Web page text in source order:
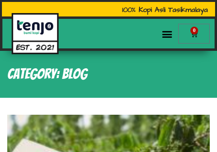
100% Kopi Asli Tasikmalaya
0
Category: Blog